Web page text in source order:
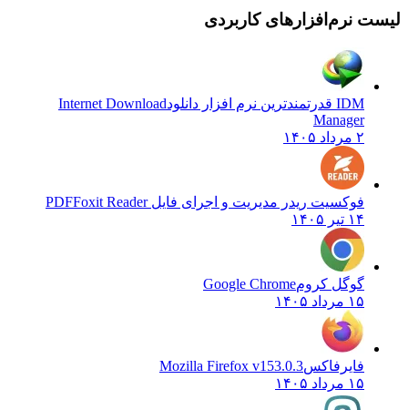
لیست نرم‌افزارهای کاربردی
IDM قدرتمندترین نرم افزار دانلود
Internet Download
Manager
۲ مرداد ۱۴۰۵
فوکسیت ریدر مدیریت و اجرای فایل PDFFoxit Reader
۱۴ تیر ۱۴۰۵
گوگل کرومGoogle Chrome
۱۵ مرداد ۱۴۰۵
فایرفاکسMozilla Firefox v153.0.3
۱۵ مرداد ۱۴۰۵